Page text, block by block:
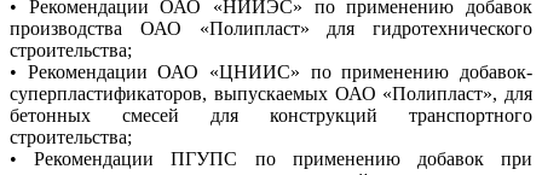
• Рекомендации ОАО «НИИЭС» по применению добавок
производства ОАО «Полипласт» для гидротехнического
строительства;
• Рекомендации ОАО «ЦНИИС» по применению добавок-
суперпластификаторов, выпускаемых ОАО «Полипласт», для
бетонных смесей для конструкций транспортного
строительства;
• Рекомендации ПГУПС по применению добавок при